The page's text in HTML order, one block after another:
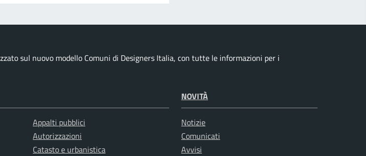
sul nuovo modello Comuni di Designers Italia, con tutte le informazioni per i
Appalti pubblici
Autorizzazioni
Catasto e urbanistica
NOVITÀ
Notizie
Comunicati
Avvisi